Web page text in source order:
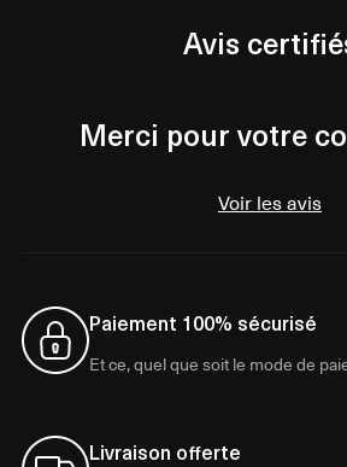
Avis
Merci pour votre
Voir les avis
Paiement 100% sécurisé
Et ce, quel que soit le mode de
Livraison offerte